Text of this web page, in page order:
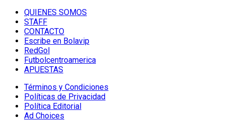
QUIENES SOMOS
STAFF
CONTACTO
Escribe en Bolavip
RedGol
Futbolcentroamerica
APUESTAS
Términos y Condiciones
Políticas de Privacidad
Política Editorial
Ad Choices